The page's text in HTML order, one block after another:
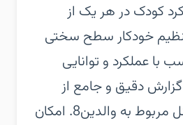
کودک در هر یک از
فوق‏6. تنظیم خودکار سطح سختی
با عملکرد و توانایی
ارائه گزارش دقیق و جامع از
عملکرد کودک در پنل مربوط به والدین‏8. امکان